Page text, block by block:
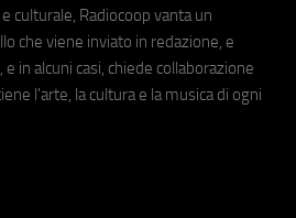
culturale, Radiocoop vanta un
che viene inviato in redazione, e
in alcuni casi, chiede collaborazione
l'arte, la cultura e la musica di ogni